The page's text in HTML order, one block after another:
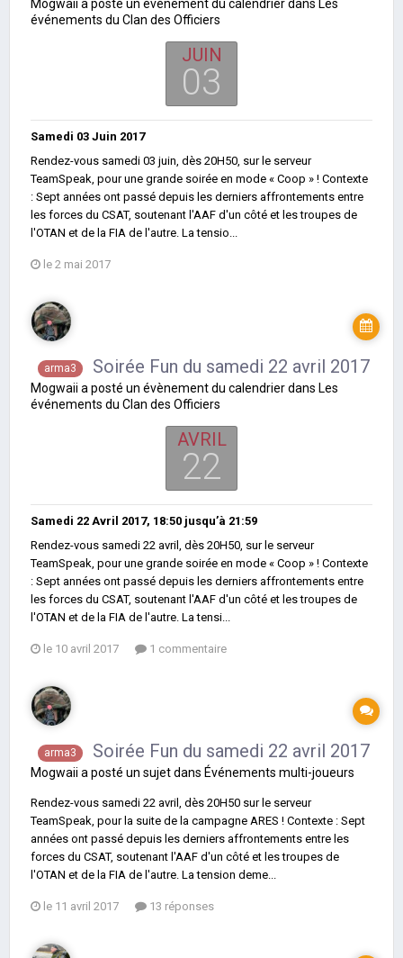
Mogwaii a posté un évènement du calendrier dans Les
événements du Clan des Officiers
JUIN
03
Samedi 03 Juin 2017
Rendez-vous samedi 03 juin, dès 20H50, sur le serveur
TeamSpeak, pour une grande soirée en mode « Coop » ! Contexte
: Sept années ont passé depuis les derniers affrontements entre
les forces du CSAT, soutenant l'AAF d'un côté et les troupes de
l'OTAN et de la FIA de l'autre. La tensio...
le 2 mai 2017
arma3 Soirée Fun du samedi 22 avril 2017
Mogwaii a posté un évènement du calendrier dans Les
événements du Clan des Officiers
AVRIL
22
Samedi 22 Avril 2017, 18:50 jusqu’à 21:59
Rendez-vous samedi 22 avril, dès 20H50, sur le serveur
TeamSpeak, pour une grande soirée en mode « Coop » ! Contexte
: Sept années ont passé depuis les derniers affrontements entre
les forces du CSAT, soutenant l'AAF d'un côté et les troupes de
l'OTAN et de la FIA de l'autre. La tensi...
le 10 avril 2017 1 commentaire
arma3 Soirée Fun du samedi 22 avril 2017
Mogwaii a posté un sujet dans Événements multi-joueurs
Rendez-vous samedi 22 avril, dès 20H50 sur le serveur
TeamSpeak, pour la suite de la campagne ARES ! Contexte : Sept
années ont passé depuis les derniers affrontements entre les
forces du CSAT, soutenant l'AAF d'un côté et les troupes de
l'OTAN et de la FIA de l'autre. La tension deme...
le 11 avril 2017 13 réponses